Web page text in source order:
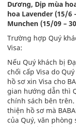
Dương, Dịp mùa
hoa Lavender (15/6
Munchen (15/09 –
Trường hợp Quý
Visa:
Nếu Quý khách bị
chối cấp Visa do
hồ sơ xin Visa cho
gian hướng dẫn thì
chính sách bên
thiện hồ sơ mà
của Quý, văn phòng